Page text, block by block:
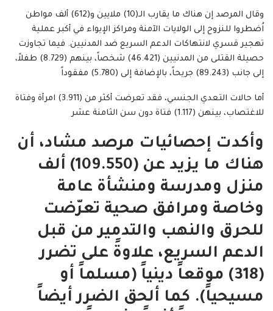
وقال المرصد إن هناك ما يقارب الـ(10) ملايين و(612) ألف مواطن
اُضطروا للنزوح إلى الولايات الآمنة ومراكز الإيواء في أكبر عملية
تهجير قسري لانتهاكات الدعم السريع ضد المدنيين. فيما تجاوزت
حصيلة القتلى من المدنيين (46.421) شخصاً، بينهم (8.729) طفلاً،
إلى جانب (89.243) جريحاً، بالإضافة إلى (5.780) مفقوداً
أما حالات التعدي الجنسي، فقد تعرضت أكثر من (3.911) امرأة وفتاة
للاغتصاب، بينهن (1.117) فتاة دون سن الثامنة عشر
وأكدت إحصائيات مرصد مشاد، أن
هناك ما يزيد عن (109.550) ألف
منزل ومدرسة ومنشأة عامة
وخاصة ومرافق صحية تعرّضت
للحرق والنهب والتدمير من قبل
الدعم السريع، علاوةً على تضرر
(318) موقعاً دينياً (مسلماً أو
مسيحياً). كما ألحق الضرر أيضاً